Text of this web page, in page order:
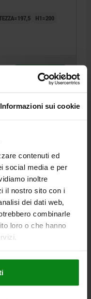
Informazioni sui cookie
contenuti ed
social media e per
inoltre
il nostro sito con i
dei dati web,
combinarle
loro o che hanno
H1=200
DETTAGLI
200X197,5 GHISA